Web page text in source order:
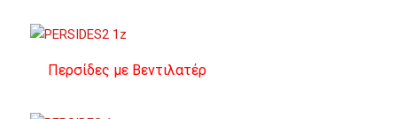
Περσίδες με Βεντιλατέρ